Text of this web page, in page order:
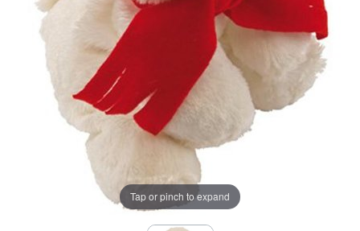
Tap or pinch to expand